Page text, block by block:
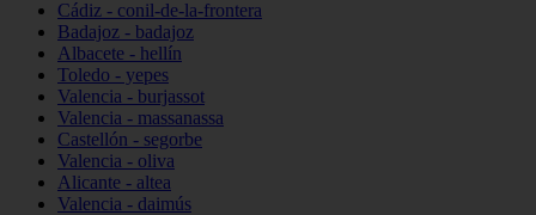
Cádiz - conil-de-la-frontera
Badajoz - badajoz
Albacete - hellín
Toledo - yepes
Valencia - burjassot
Valencia - massanassa
Castellón - segorbe
Valencia - oliva
Alicante - altea
Valencia - daimús